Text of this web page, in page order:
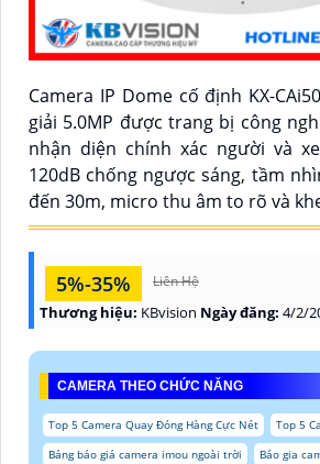
Camera IP Dome cố định KX-
giải 5.0MP được trang bị công
nhận diện chính xác người và
120dB chống ngược sáng, tầm
đến 30m, micro thu âm to rõ và
5%-35% Liên Hệ
Thương hiệu: KBvision Ngày đăng: 4/2/
CAMERA THEO CHỨC NĂNG
Top 5 Camera Quay Đóng Hàng Cực Nét
Top 5
Bảng báo giá camera imou ngoài trời
Báo gia